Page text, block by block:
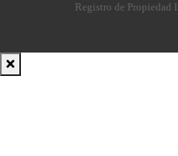
Registro de Propiedad